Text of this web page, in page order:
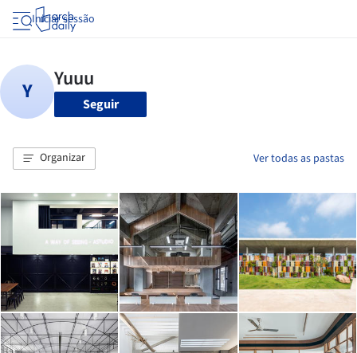
Iniciar sessão
Seguir
Organizar Ver todas as pastas